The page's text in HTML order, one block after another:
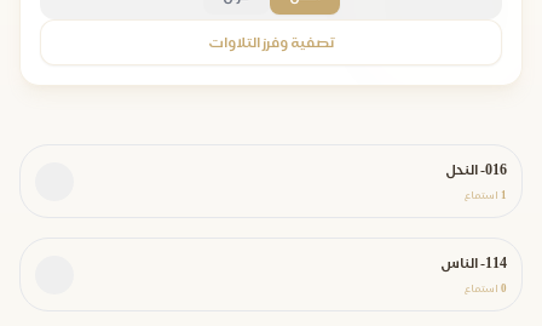
تصفية وفرز التلاوات
016- النحل
1 استماع
114- الناس
0 استماع